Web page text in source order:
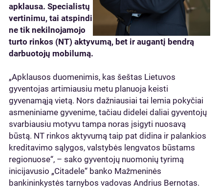
apklausa. Specialistų
vertinimu, tai atspindi
ne tik nekilnojamojo
turto rinkos (NT) aktyvumą, bet ir augantį bendrą
darbuotojų mobilumą.
„Apklausos duomenimis, kas šeštas Lietuvos
gyventojas artimiausiu metu planuoja keisti
gyvenamąją vietą. Nors dažniausiai tai lemia pokyčiai
asmeniniame gyvenime, tačiau didelei daliai gyventojų
svarbiausiu motyvu tampa noras įsigyti nuosavą
būstą. NT rinkos aktyvumą taip pat didina ir palankios
kreditavimo sąlygos, valstybės lengvatos būstams
regionuose“, – sako gyventojų nuomonių tyrimą
inicijavusio „Citadele“ banko Mažmeninės
bankininkystės tarnybos vadovas Andrius Bernotas.